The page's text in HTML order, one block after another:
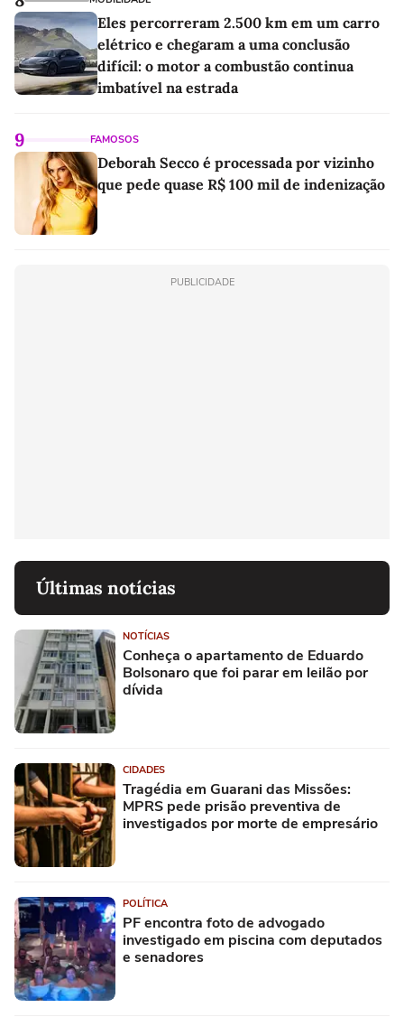
Eles percorreram 2.500 km em um carro
elétrico e chegaram a uma conclusão
difícil: o motor a combustão continua
imbatível na estrada
9 FAMOSOS
Deborah Secco é processada por vizinho
que pede quase R$ 100 mil de indenização
PUBLICIDADE
Últimas notícias
NOTÍCIAS
Conheça o apartamento de Eduardo
Bolsonaro que foi parar em leilão por
dívida
CIDADES
Tragédia em Guarani das Missões:
MPRS pede prisão preventiva de
investigados por morte de empresário
POLÍTICA
PF encontra foto de advogado
investigado em piscina com deputados
e senadores